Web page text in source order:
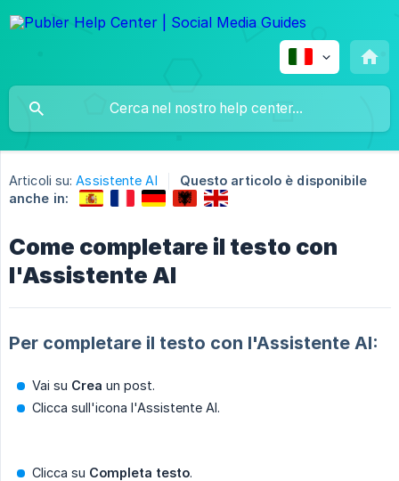
Articoli su: Assistente AI
Questo articolo è disponibile
anche in:
Come completare il testo con
l'Assistente AI
Per completare il testo con l'Assistente AI:
Vai su Crea un post.
Clicca sull'icona l'Assistente AI.
Clicca su Completa testo.